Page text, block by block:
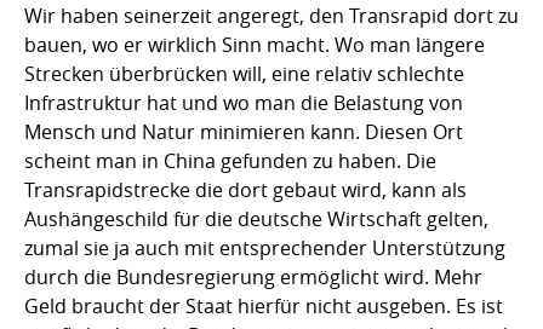
Wir haben seinerzeit angeregt, den Transrapid dort zu
bauen, wo er wirklich Sinn macht. Wo man längere
Strecken überbrücken will, eine relativ schlechte
Infrastruktur hat und wo man die Belastung von
Mensch und Natur minimieren kann. Diesen Ort
scheint man in China gefunden zu haben. Die
Transrapidstrecke die dort gebaut wird, kann als
Aushängeschild für die deutsche Wirtschaft gelten,
zumal sie ja auch mit entsprechender Unterstützung
durch die Bundesregierung ermöglicht wird. Mehr
Geld braucht der Staat hierfür nicht ausgeben. Es ist